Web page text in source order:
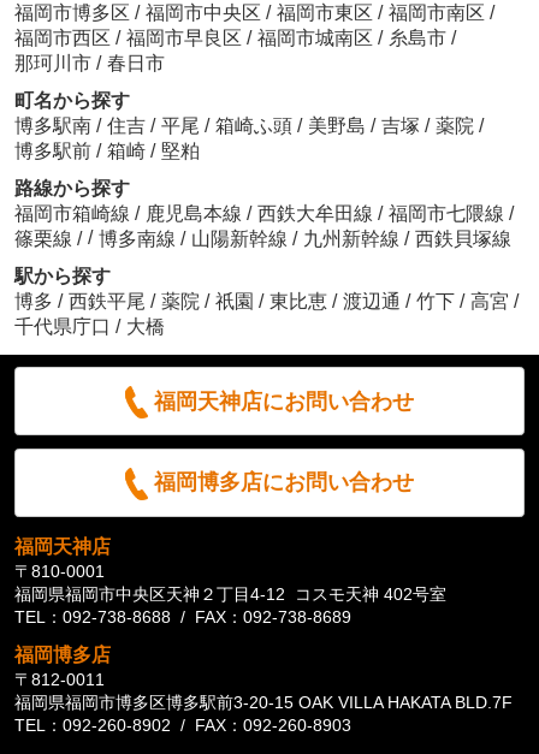
福岡市博多区 / 福岡市中央区 / 福岡市東区 / 福岡市南区 /
福岡市西区 / 福岡市早良区 / 福岡市城南区 / 糸島市 /
那珂川市 / 春日市
町名から探す
博多駅南 / 住吉 / 平尾 / 箱崎ふ頭 / 美野島 / 吉塚 / 薬院 /
博多駅前 / 箱崎 / 堅粕
路線から探す
福岡市箱崎線 / 鹿児島本線 / 西鉄大牟田線 / 福岡市七隈線 /
篠栗線 / / 博多南線 / 山陽新幹線 / 九州新幹線 / 西鉄貝塚線
駅から探す
博多 / 西鉄平尾 / 薬院 / 祇園 / 東比恵 / 渡辺通 / 竹下 / 高宮 /
千代県庁口 / 大橋
福岡天神店にお問い合わせ
福岡博多店にお問い合わせ
福岡天神店
〒810-0001
福岡県福岡市中央区天神２丁目4-12 コスモ天神 402号室
TEL：092-738-8688 / FAX：092-738-8689
福岡博多店
〒812-0011
福岡県福岡市博多区博多駅前3-20-15 OAK VILLA HAKATA BLD.7F
TEL：092-260-8902 / FAX：092-260-8903